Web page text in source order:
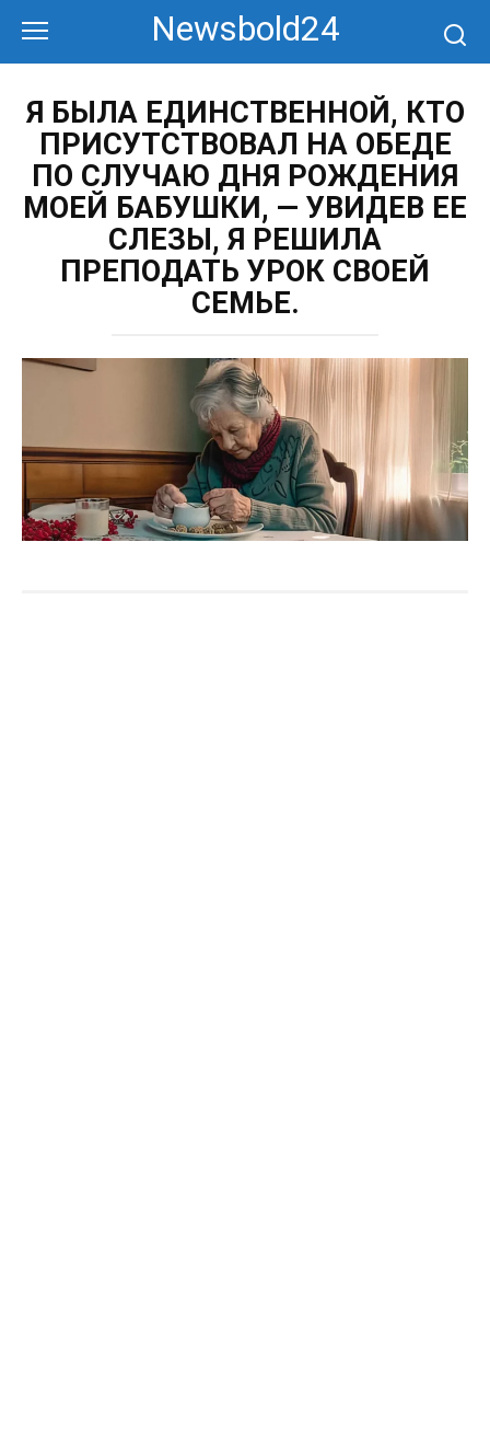
контенту
Newsbold24
Я БЫЛА ЕДИНСТВЕННОЙ, КТО
ПРИСУТСТВОВАЛ НА ОБЕДЕ
ПО СЛУЧАЮ ДНЯ РОЖДЕНИЯ
МОЕЙ БАБУШКИ, — УВИДЕВ ЕЕ
СЛЕЗЫ, Я РЕШИЛА
ПРЕПОДАТЬ УРОК СВОЕЙ
СЕМЬЕ.